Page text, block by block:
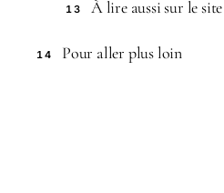
13 À lire aussi sur le site
14 Pour aller plus loin